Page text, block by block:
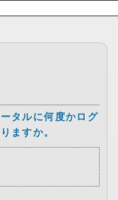
タルに何度かログ
ますか。